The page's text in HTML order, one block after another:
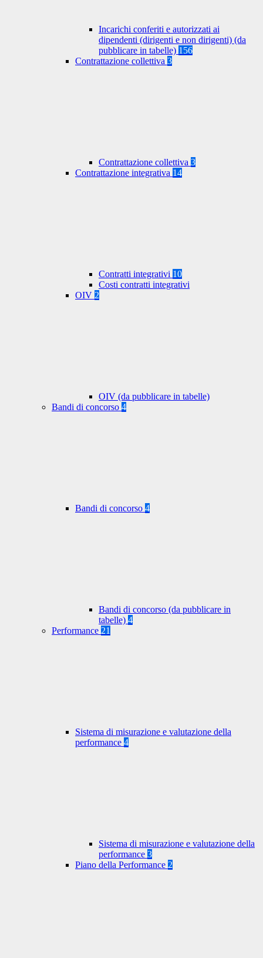
Incarichi conferiti e autorizzati ai
dipendenti (dirigenti e non dirigenti) (da
pubblicare in tabelle) 156
Contrattazione collettiva 3
Contrattazione collettiva 3
Contrattazione integrativa 14
Contratti integrativi 10
Costi contratti integrativi
OIV 2
OIV (da pubblicare in tabelle)
Bandi di concorso 4
Bandi di concorso 4
Bandi di concorso (da pubblicare in
tabelle) 4
Performance 21
Sistema di misurazione e valutazione della
performance 4
Sistema di misurazione e valutazione della
performance 3
Piano della Performance 2